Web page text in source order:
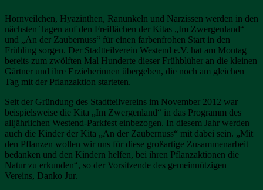
Hornveilchen, Hyazinthen, Ranunkeln und Narzissen werden in den
nächsten Tagen auf den Freiflächen der Kitas „Im Zwergenland“
und „An der Zaubernuss“ für einen farbenfrohen Start in den
Frühling sorgen. Der Stadtteilverein Westend e.V. hat am Montag
bereits zum zwölften Mal Hunderte dieser Frühblüher an die kleinen
Gärtner und ihre Erzieherinnen übergeben, die noch am gleichen
Tag mit der Pflanzaktion starteten.
Seit der Gründung des Stadtteilvereins im November 2012 war
beispielsweise die Kita „Im Zwergenland“ in das Programm des
alljährlichen Westend-Parkfest einbezogen. In diesem Jahr werden
auch die Kinder der Kita „An der Zaubernuss“ mit dabei sein. „Mit
den Pflanzen wollen wir uns für diese großartige Zusammenarbeit
bedanken und den Kindern helfen, bei ihren Pflanzaktionen die
Natur zu erkunden“, so der Vorsitzende des gemeinnützigen
Vereins, Danko Jur.